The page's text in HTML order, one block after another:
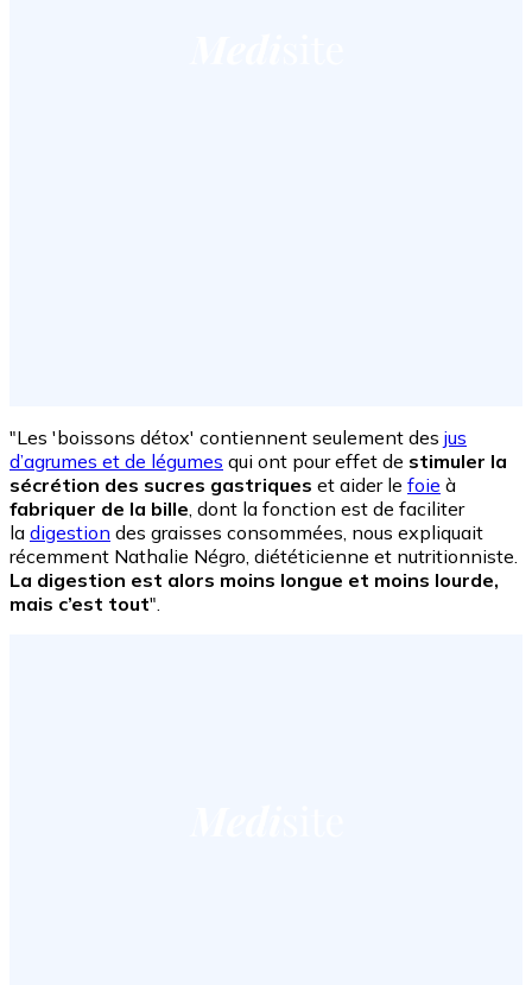
"Les 'boissons détox' contiennent seulement des jus
d’agrumes et de légumes qui ont pour effet de stimuler la
sécrétion des sucres gastriques et aider le foie à
fabriquer de la bille, dont la fonction est de faciliter
la digestion des graisses consommées, nous expliquait
récemment Nathalie Négro, diététicienne et nutritionniste.
La digestion est alors moins longue et moins lourde,
mais c’est tout".